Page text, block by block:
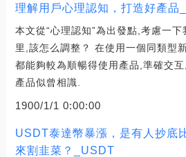
理解用戶心理認知，打造好產品
本文從“心理認知”為出發點,考慮一下
里,該怎么調整？ 在使用一個同類型
都能夠較為順暢得使用產品,準確交
產品似曾相識.
1900/1/1 0:00:00
USDT泰達幣暴漲，是有人抄底
來割韭菜？_USDT